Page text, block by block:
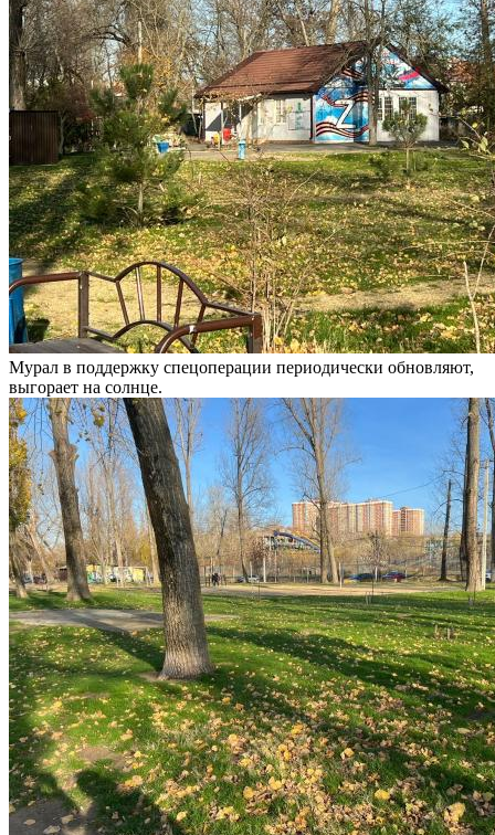
Мурал в поддержку спецоперации периодически обновляют,
выгорает на солнце.